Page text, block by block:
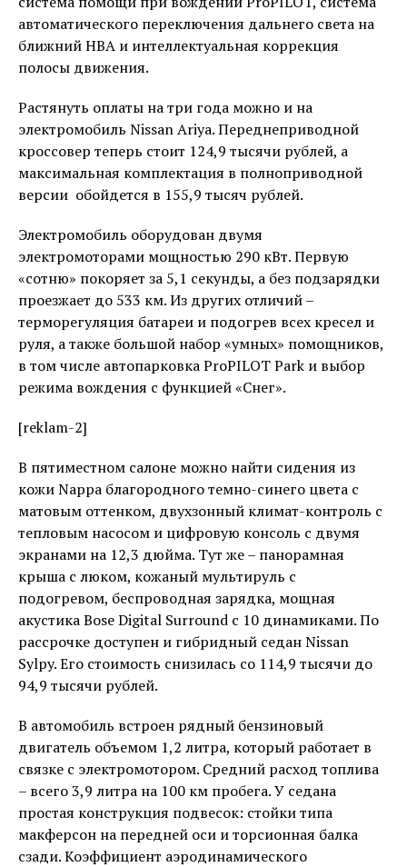
автоматического переключения дальнего света на
ближний НВА и интеллектуальная коррекция
полосы движения.
Растянуть оплаты на три года можно и на
электромобиль Nissan Ariya. Переднеприводной
кроссовер теперь стоит 124,9 тысячи рублей, а
максимальная комплектация в полноприводной
версии обойдется в 155,9 тысяч рублей.
Электромобиль оборудован двумя
электромоторами мощностью 290 кВт. Первую
«сотню» покоряет за 5,1 секунды, а без подзарядки
проезжает до 533 км. Из других отличий –
терморегуляция батареи и подогрев всех кресел и
руля, а также большой набор «умных» помощников,
в том числе автопарковка ProPILOT Park и выбор
режима вождения с функцией «Снег».
[reklam-2]
В пятиместном салоне можно найти сидения из
кожи Nappa благородного темно-синего цвета с
матовым оттенком, двухзонный климат-контроль c
тепловым насосом и цифровую консоль с двумя
экранами на 12,3 дюйма. Тут же – панорамная
крыша с люком, кожаный мультируль с
подогревом, беспроводная зарядка, мощная
акустика Bose Digital Surround с 10 динамиками. По
рассрочке доступен и гибридный седан Nissan
Sylpy. Его стоимость снизилась со 114,9 тысячи до
94,9 тысячи рублей.
В автомобиль встроен рядный бензиновый
двигатель объемом 1,2 литра, который работает в
связке с электромотором. Средний расход топлива
– всего 3,9 литра на 100 км пробега. У седана
простая конструкция подвесок: стойки типа
макферсон на передней оси и торсионная балка
сзади. Коэффициент аэродинамического